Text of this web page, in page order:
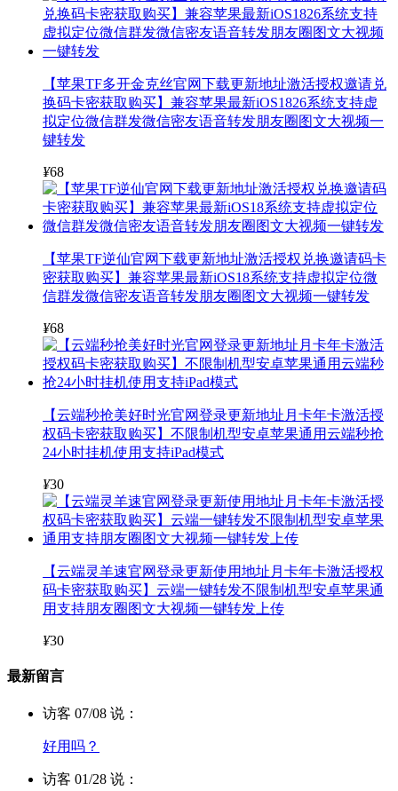
【苹果TF多开金克丝官网下载更新地址激活授权邀请兑
换码卡密获取购买】兼容苹果最新iOS1826系统支持虚
拟定位微信群发微信密友语音转发朋友圈图文大视频一
键转发
¥68
【苹果TF逆仙官网下载更新地址激活授权兑换邀请码卡
密获取购买】兼容苹果最新iOS18系统支持虚拟定位微
信群发微信密友语音转发朋友圈图文大视频一键转发
¥68
【云端秒抢美好时光官网登录更新地址月卡年卡激活授
权码卡密获取购买】不限制机型安卓苹果通用云端秒抢
24小时挂机使用支持iPad模式
¥30
【云端灵羊速官网登录更新使用地址月卡年卡激活授权
码卡密获取购买】云端一键转发不限制机型安卓苹果通
用支持朋友圈图文大视频一键转发上传
¥30
最新留言
访客 07/08 说：
好用吗？
访客 01/28 说：